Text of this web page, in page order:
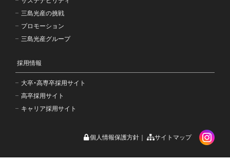
三島光産の挑戦
プロモーション
三島光産グループ
採用情報
大卒・高専卒採用サイト
高卒採用サイト
キャリア採用サイト
個人情報保護方針 サイトマップ